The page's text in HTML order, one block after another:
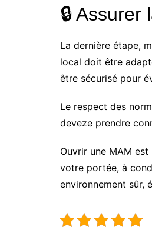
🔒
La dernière étape,
local doit être
être sécurisé pour
Le respect des
deveze prendre
Ouvrir une MAM
votre portée, à
environnement sûr,